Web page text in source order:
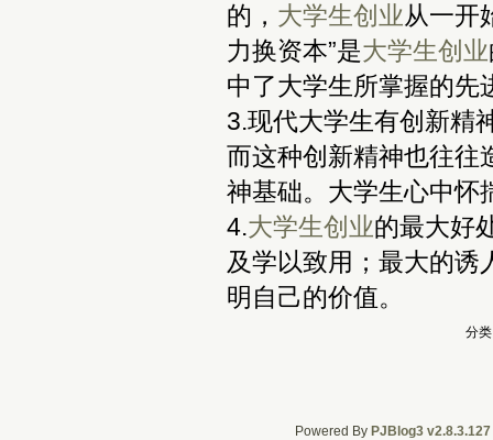
的， 大学生创业从一开
力换资本”是大学生创业
中了大学生所掌握的先
3.现代大学生有创新精
而这种创新精神也往往
神基础。大学生心中怀
4.大学生创业的最大好
及学以致用；最大的诱
明自己的价值。
分
Powered By PJBlog3 v2.8.3.127